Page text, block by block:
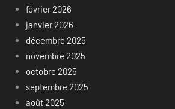
février 2026
janvier 2026
décembre 2025
novembre 2025
octobre 2025
septembre 2025
août 2025